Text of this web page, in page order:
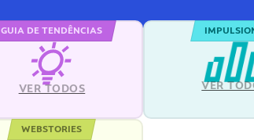
GUIA DE TENDÊNCIAS
VER TODOS VER
WEBSTORIES